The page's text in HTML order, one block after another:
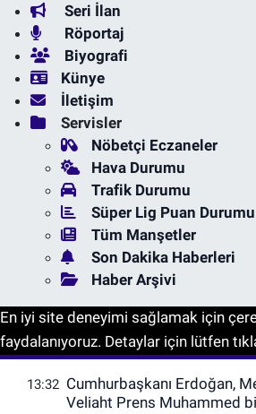
Seri İlan
Röportaj
Biyografi
Künye
İletişim
Servisler
Nöbetçi Eczaneler
Hava Durumu
Trafik Durumu
Süper Lig Puan
Tüm Manşetler
Son Dakika Haberleri
Haber Arşivi
En iyi site deneyimi sağlamak için
faydalanıyoruz. Detaylar için lütfen
13:32 Cumhurbaşkanı Erdoğan,
Veliaht Prens Muhammed